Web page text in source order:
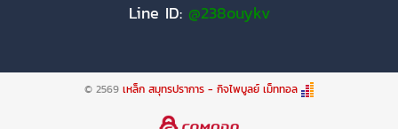
Line ID: @238ouykv
© 2569 เหล็ก สมุทรปราการ - กิจไพบูลย์ เม็ททอล